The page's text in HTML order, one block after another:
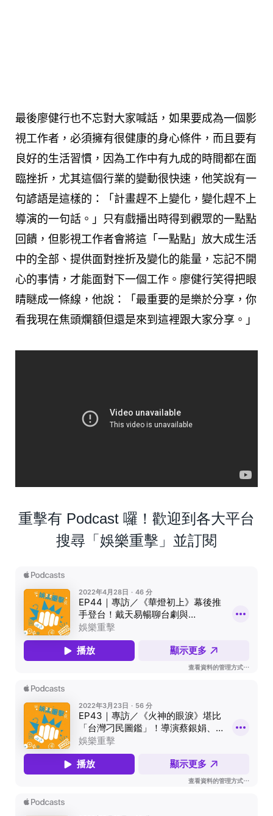
最後廖健行也不忘對大家喊話，如果要成為一個影
視工作者，必須擁有很健康的身心條件，而且要有
良好的生活習慣，因為工作中有九成的時間都在面
臨挫折，尤其這個行業的變動很快速，他笑說有一
句諺語是這樣的：「計畫趕不上變化，變化趕不上
導演的一句話。」只有戲播出時得到觀眾的一點點
回饋，但影視工作者會將這「一點點」放大成生活
中的全部、提供面對挫折及變化的能量，忘記不開
心的事情，才能面對下一個工作。廖健行笑得把眼
睛瞇成一條線，他說：「最重要的是樂於分享，你
看我現在焦頭爛額但還是來到這裡跟大家分享。」
重擊有 Podcast 囉！歡迎到各大平台
搜尋「娛樂重擊」並訂閱